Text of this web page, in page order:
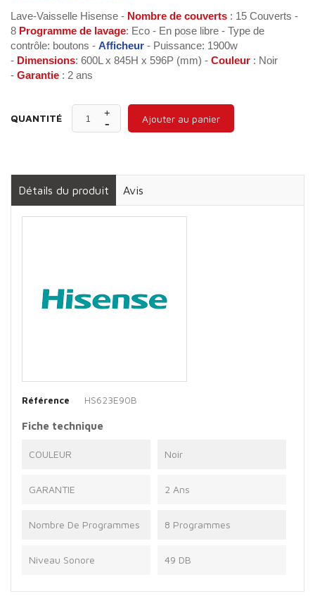
Lave-Vaisselle Hisense - Nombre de couverts : 15 Couverts -
8 Programme de lavage: Eco - En pose libre - Type de
contrôle: boutons - Afficheur - Puissance: 1900w
- Dimensions: 600L x 845H x 596P (mm) - Couleur : Noir
- Garantie : 2 ans
QUANTITÉ Ajouter au panier
Détails du produit Avis
Référence HS623E90B
Fiche technique
COULEUR Noir
GARANTIE 2 Ans
Nombre De Programmes 8 Programmes
Niveau Sonore 49 DB